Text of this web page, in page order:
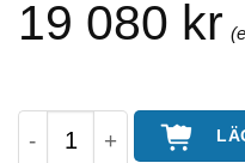
19 080 kr
Sittande rodd -